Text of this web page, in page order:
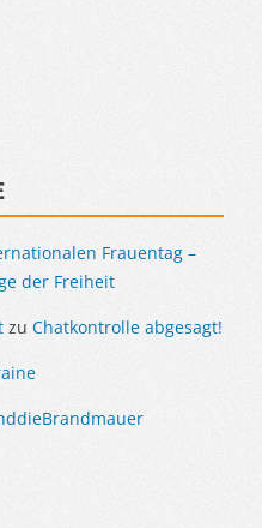
Frauentag –
der Freiheit
zu Chatkontrolle abgesagt!